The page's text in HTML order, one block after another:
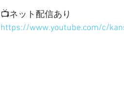
📺ネット配信あり
https://www.youtube.com/c/